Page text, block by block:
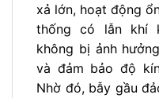
xả lớn, hoạt động
thống có lẫn khí
không bị ảnh
và đảm bảo độ
Nhờ đó, bẫy gầu